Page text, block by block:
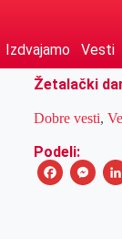
Izdvajamo Vesti
Žetalački
Dobre vesti,
Podeli:
F
M